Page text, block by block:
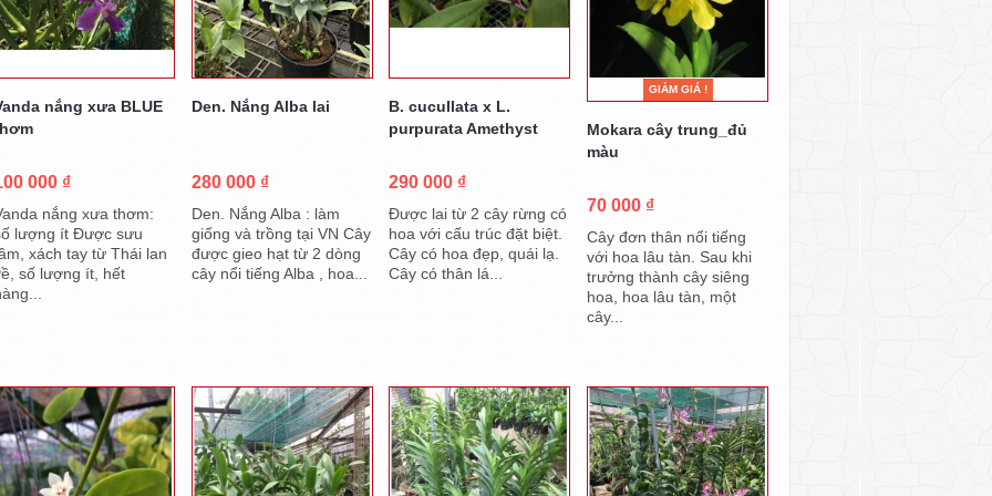
nắng xưa BLUE
000 ₫
nắng xưa thơm:
lượng ít Được sưu
xách tay từ Thái lan
số lượng ít, hết
Den. Nắng Alba lai
280 000 ₫
Den. Nắng Alba : làm
giống và trồng tại VN Cây
được gieo hạt từ 2 dòng
cây nổi tiếng Alba , hoa...
B. cucullata x L.
purpurata Amethyst
290 000 ₫
Được lai từ 2 cây rừng có
hoa với cấu trúc đặt biệt.
Cây có hoa đẹp, quái lạ.
Cây có thân lá...
GIẢM GIÁ !
Mokara cây trung_đủ
màu
70 000 ₫
Cây đơn thân nổi tiếng
với hoa lâu tàn. Sau khi
trưởng thành cây siêng
hoa, hoa lâu tàn, một
cây...